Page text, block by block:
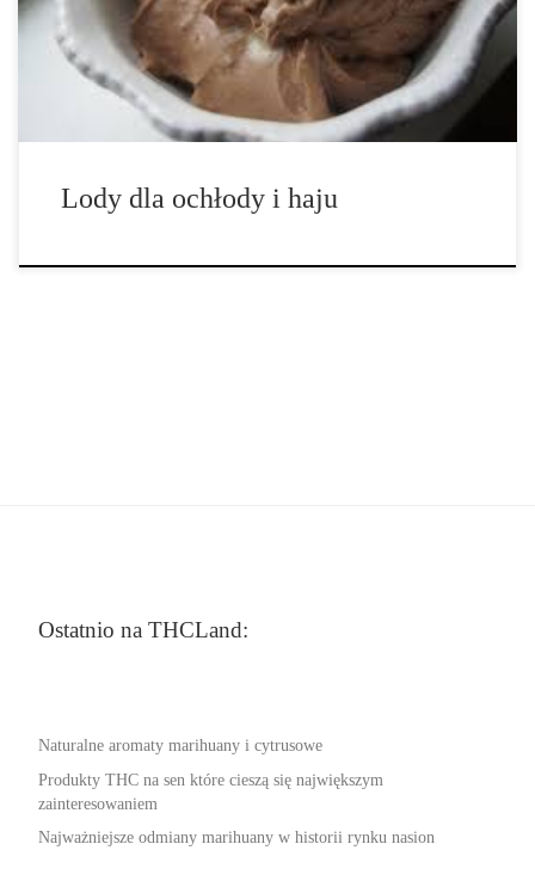
obiecujemy, że warto! Składniki 30 gramów konopi 8 szklanek
śmietany kremówki 4 […]
Lody dla ochłody i haju
Ostatnio na THCLand:
Naturalne aromaty marihuany i cytrusowe
Produkty THC na sen które cieszą się największym
zainteresowaniem
Najważniejsze odmiany marihuany w historii rynku nasion